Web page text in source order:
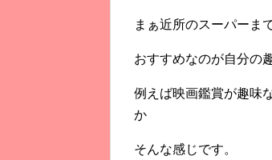
まぁ近所のスーパーま
おすすめなのが自分の
例えば映画鑑賞が趣味
か
そんな感じです。